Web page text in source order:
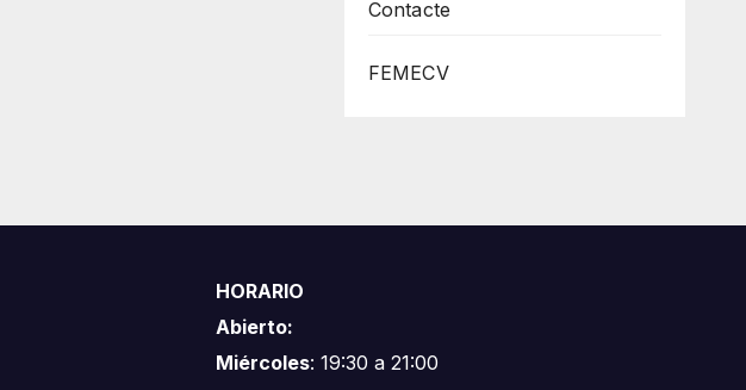
Contacte
FEMECV
HORARIO
Abierto:
Miércoles: 19:30 a 21:00